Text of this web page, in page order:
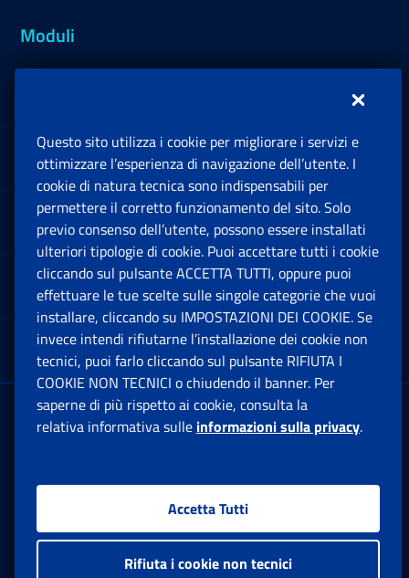
Moduli
Sedi e Contatti
Software
Note Legali
App mobile
Sede Legale : Via Ciro il Grande, 21
00144 Roma
Facebook: Apre una nuova finestra
Twitter: Apre una nuova finestra
Whatsapp: Apre una nuova
Youtube: Apre una
Instagram:
Questo sito utilizza i cookie per migliorare i servizi e
ottimizzare l’esperienza di navigazione dell’utente. I
cookie di natura tecnica sono indispensabili per
permettere il corretto funzionamento del sito. Solo
previo consenso dell’utente, possono essere installati
ulteriori tipologie di cookie. Puoi accettare tutti i cookie
cliccando sul pulsante ACCETTA TUTTI, oppure puoi
effettuare le tue scelte sulle singole categorie che vuoi
installare, cliccando su IMPOSTAZIONI DEI COOKIE. Se
invece intendi rifiutarne l’installazione dei cookie non
tecnici, puoi farlo cliccando sul pulsante RIFIUTA I
COOKIE NON TECNICI o chiudendo il banner. Per
saperne di più rispetto ai cookie, consulta la
relativa informativa sulle informazioni sulla privacy.
Accetta Tutti
Rifiuta i cookie non tecnici